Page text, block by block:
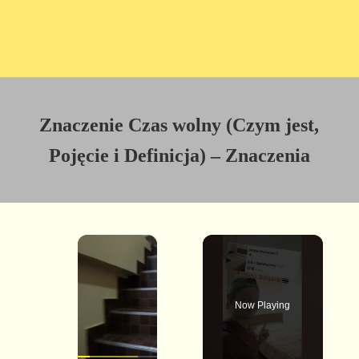
Znaczenie Czas wolny (Czym jest,
Pojęcie i Definicja) – Znaczenia
×
Now Playing